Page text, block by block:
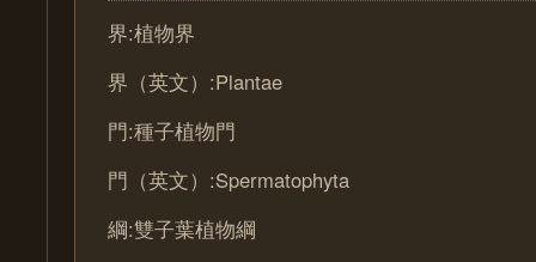
界:植物界
界（英文）:Plantae
門:種子植物門
門（英文）:Spermatophyta
綱:雙子葉植物綱